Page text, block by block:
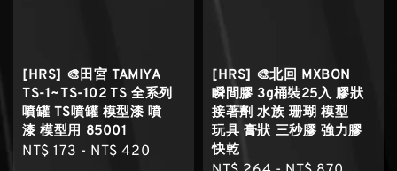
[HRS] 🎨田宮 TAMIYA
TS-1~TS-102 TS 全系列
噴罐 TS噴罐 模型漆 噴
漆 模型用 85001
Regular
NT$ 173 - NT$ 420
[HRS] 🎨北回 MXBON
瞬間膠 3g桶裝25入 膠狀
接著劑 水族 珊瑚 模型
玩具 膏狀 三秒膠 強力膠
快乾